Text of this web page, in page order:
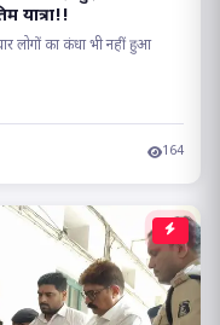
यात्रा!!
लोगों का कंधा भी नहीं हुआ
164